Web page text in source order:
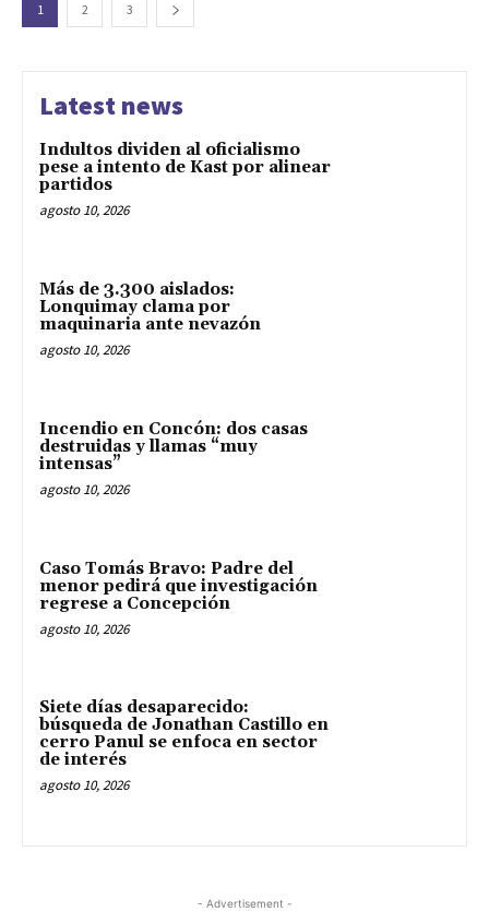
1 2 3
Latest news
Indultos dividen al oficialismo
pese a intento de Kast por alinear
partidos
agosto 10, 2026
Más de 3.300 aislados:
Lonquimay clama por
maquinaria ante nevazón
agosto 10, 2026
Incendio en Concón: dos casas
destruidas y llamas “muy
intensas”
agosto 10, 2026
Caso Tomás Bravo: Padre del
menor pedirá que investigación
regrese a Concepción
agosto 10, 2026
Siete días desaparecido:
búsqueda de Jonathan Castillo en
cerro Panul se enfoca en sector
de interés
agosto 10, 2026
- Advertisement -